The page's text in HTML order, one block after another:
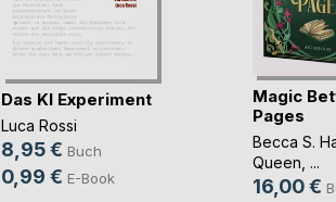
Das KI Experiment
Luca Rossi
8,95 € Buch
0,99 € E-Book
Magic
Pages
Becca S.
Queen , ...
16,00 €